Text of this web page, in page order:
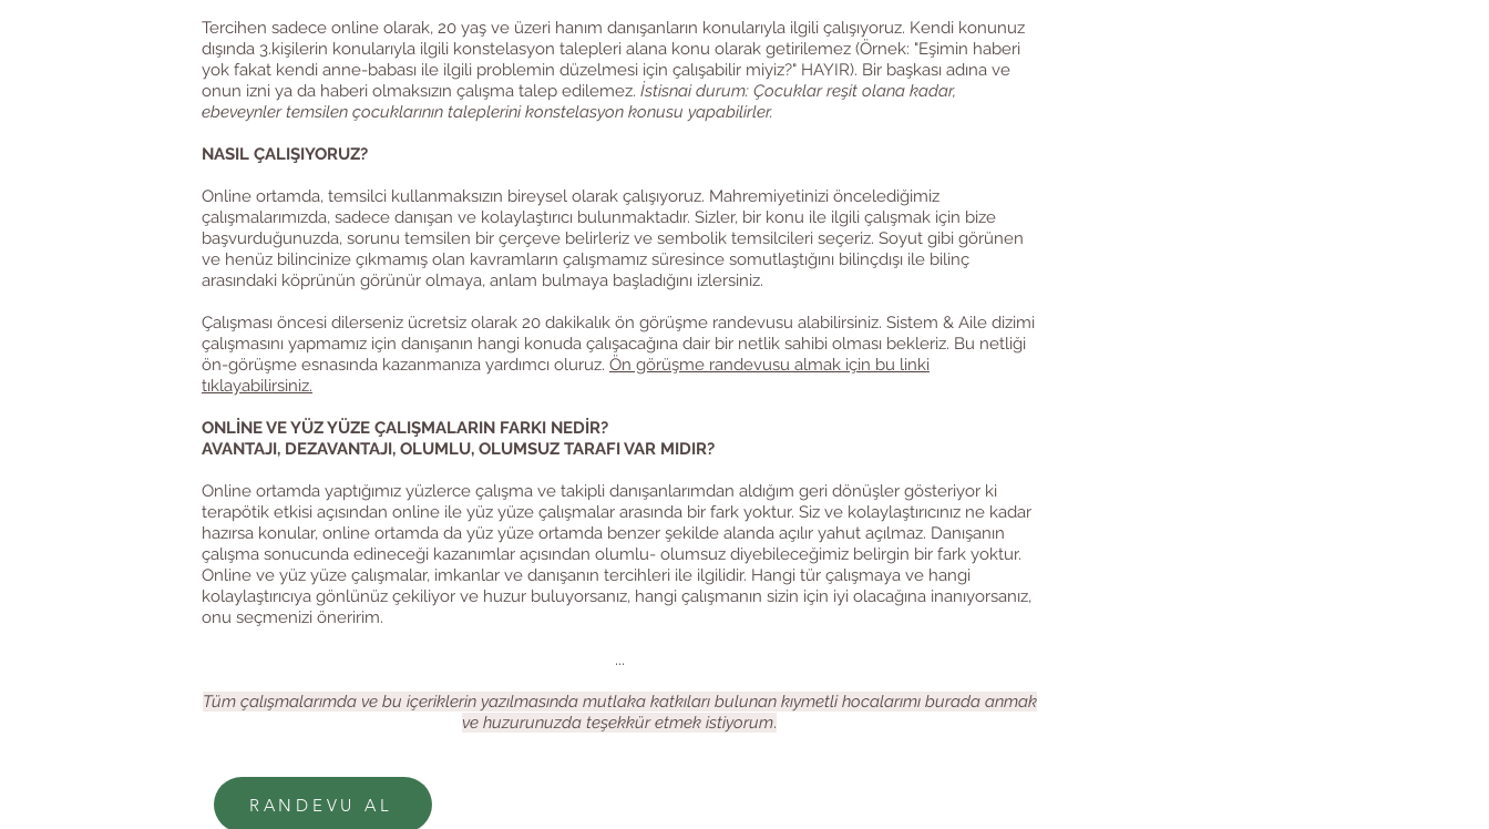
Tercihen sadece online olarak, 20 yaş ve üzeri hanım danışanların konularıyla ilgili çalışıyoruz. Kendi konunuz
dışında 3.kişilerin konularıyla ilgili konstelasyon talepleri alana konu olarak getirilemez (Örnek: "Eşimin haberi
yok fakat kendi anne-babası ile ilgili problemin düzelmesi için çalışabilir miyiz?" HAYIR). Bir başkası adına ve
onun izni ya da haberi olmaksızın çalışma talep edilemez. İstisnai durum: Çocuklar reşit olana kadar,
ebeveynler temsilen çocuklarının taleplerini konstelasyon konusu yapabilirler.
NASIL ÇALIŞIYORUZ?
​Online ortamda, temsilci kullanmaksızın bireysel olarak çalışıyoruz. Mahremiyetinizi öncelediğimiz
çalışmalarımızda, sadece danışan ve kolaylaştırıcı bulunmaktadır. Sizler, bir konu ile ilgili çalışmak için bize
başvurduğunuzda, sorunu temsilen bir çerçeve belirleriz ve sembolik temsilcileri seçeriz. Soyut gibi görünen
ve henüz bilincinize çıkmamış olan kavramların çalışmamız süresince somutlaştığını bilinçdışı ile bilinç
arasındaki köprünün görünür olmaya, anlam bulmaya başladığını izlersiniz.
Çalışması öncesi dilerseniz ücretsiz olarak 20 dakikalık ön görüşme randevusu alabilirsiniz. Sistem & Aile dizimi
çalışmasını yapmamız için danışanın hangi konuda çalışacağına dair bir netlik sahibi olması bekleriz. Bu netliği
ön-görüşme esnasında kazanmanıza yardımcı oluruz. Ön görüşme randevusu almak için bu linki
tıklayabilirsiniz.
ONLİNE VE YÜZ YÜZE ÇALIŞMALARIN FARKI NEDİR?
AVANTAJI, DEZAVANTAJI, OLUMLU, OLUMSUZ TARAFI VAR MIDIR?
Online ortamda yaptığımız yüzlerce çalışma ve takipli danışanlarımdan aldığım geri dönüşler gösteriyor ki
terapötik etkisi açısından online ile yüz yüze çalışmalar arasında bir fark yoktur. Siz ve kolaylaştırıcınız ne kadar
hazırsa konular, online ortamda da yüz yüze ortamda benzer şekilde alanda açılır yahut açılmaz. Danışanın
çalışma sonucunda edineceği kazanımlar açısından olumlu- olumsuz diyebileceğimiz belirgin bir fark yoktur.
Online ve yüz yüze çalışmalar, imkanlar ve danışanın tercihleri ile ilgilidir. Hangi tür çalışmaya ve hangi
kolaylaştırıcıya gönlünüz çekiliyor ve huzur buluyorsanız, hangi çalışmanın sizin için iyi olacağına inanıyorsanız,
onu seçmenizi öneririm.
​...
Tüm çalışmalarımda ve bu içeriklerin yazılmasında mutlaka katkıları bulunan kıymetli hocalarımı burada anmak
ve huzurunuzda teşekkür etmek istiyorum.
RANDEVU AL